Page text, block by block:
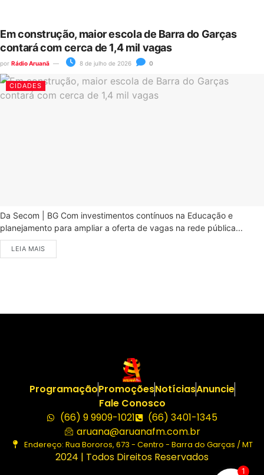
Em construção, maior escola de Barra do Garças
contará com cerca de 1,4 mil vagas
por Rádio Aruanã 8 de julho de 2026 0
CIDADES
Da Secom | BG Com investimentos contínuos na Educação e
planejamento para ampliar a oferta de vagas na rede pública...
LEIA MAIS
ProgramaçãoPromoçõesNotíciasAnuncie
Fale Conosco
(66) 9 9909-1021
(66) 3401-1345
aruana@aruanafm.com.br
Endereço: Rua Bororos, 673 - Centro - Barra do Garças / MT
2024 | Todos Direitos Reservados
1